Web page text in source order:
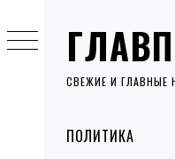
СВЕЖИЕ И ГЛАВНЫЕ
MenuПОЛИТИКА
to
content